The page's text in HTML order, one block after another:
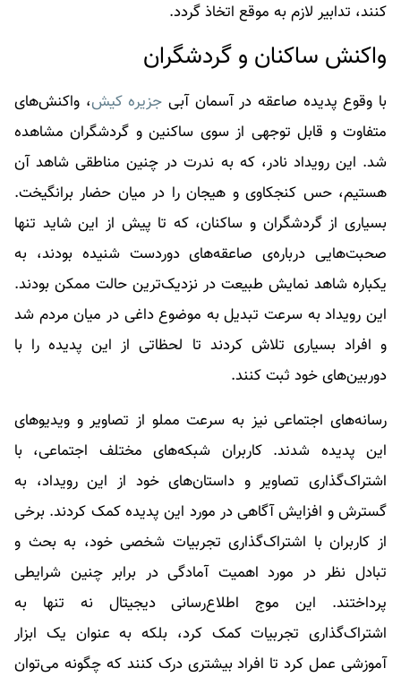
کنند، تدابیر لازم به موقع اتخاذ گردد.
واکنش ساکنان و گردشگران
با وقوع پدیده صاعقه در آسمان آبی جزیره کیش، واکنش‌های
متفاوت و قابل توجهی از سوی ساکنین و گردشگران مشاهده
شد. این رویداد نادر، که به ندرت در چنین مناطقی شاهد آن
هستیم، حس کنجکاوی و هیجان را در میان حضار برانگیخت.
بسیاری از گردشگران و ساکنان، که تا پیش از این شاید تنها
صحبت‌هایی درباره‌ی صاعقه‌های دوردست شنیده بودند، به
یکباره شاهد نمایش طبیعت در نزدیک‌ترین حالت ممکن بودند.
این رویداد به سرعت تبدیل به موضوع داغی در میان مردم شد
و افراد بسیاری تلاش کردند تا لحظاتی از این پدیده را با
دوربین‌های خود ثبت کنند.
رسانه‌های اجتماعی نیز به سرعت مملو از تصاویر و ویدیوهای
این پدیده شدند. کاربران شبکه‌های مختلف اجتماعی، با
اشتراک‌گذاری تصاویر و داستان‌های خود از این رویداد، به
گسترش و افزایش آگاهی در مورد این پدیده کمک کردند. برخی
از کاربران با اشتراک‌گذاری تجربیات شخصی خود، به بحث و
تبادل نظر در مورد اهمیت آمادگی در برابر چنین شرایطی
پرداختند. این موج اطلاع‌رسانی دیجیتال نه تنها به
اشتراک‌گذاری تجربیات کمک کرد، بلکه به عنوان یک ابزار
آموزشی عمل کرد تا افراد بیشتری درک کنند که چگونه می‌توان